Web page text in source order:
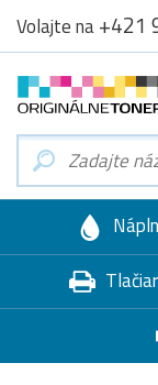
Volajte na+421